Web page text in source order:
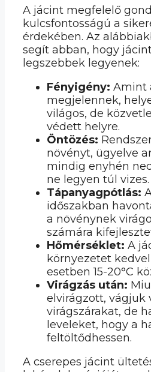
A jácint megfelelő
kulcsfontosságú a
érdekében. Az
segít abban, hogy
legszebbek legyenek:
Fényigény: Amint
megjelennek,
világos, de
védett helyre.
Öntözés:
növényt, ügyelve
mindig enyhén
ne legyen túl vizes.
Tápanyagpótlás:
időszakban
a növénynek
számára
Hőmérséklet: A
környezetet
esetben 15-20°C
Virágzás után:
elvirágzott, vágjuk
virágszárakat, de
leveleket, hogy a
feltöltődhessen.
A cserepes jácint